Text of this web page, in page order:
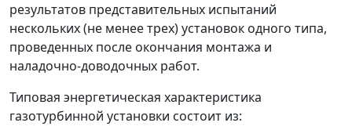
результатов представительных испытаний
нескольких (не менее трех) установок одного типа,
проведенных после окончания монтажа и
наладочно-доводочных работ.
Типовая энергетическая характеристика
газотурбинной установки состоит из: